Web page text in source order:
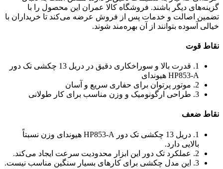
گزینه‌های دیگر باشند. فروشگاه کالا عمران این محصول را با
تضمین اصالت و خدمات پس از فروش عرضه می‌کند تا خریداران با
خیالی آسوده بتوانند از آن بهره‌مند شوند.
نقاط قوت
1. قدرت بالا و سوراخکاری دقیق در دریل 13 چکشی تک دور
HP853-A هیوندای
2. موتور پرتوان برای حفاری سریع و آسان
3. طراحی ارگونومیک و وزن مناسب برای کار طولانی
نقاط ضعف
1. دریل 13 چکشی تک دور HP853-A هیوندای وزن نسبتاً
بالایی دارد.
2. عملکرد تک دور این ابزار محدودیت سرعت ایجاد می‌کند.
3. این مدل چکشی برای کارهای بسیار سنگین مناسب نیست.